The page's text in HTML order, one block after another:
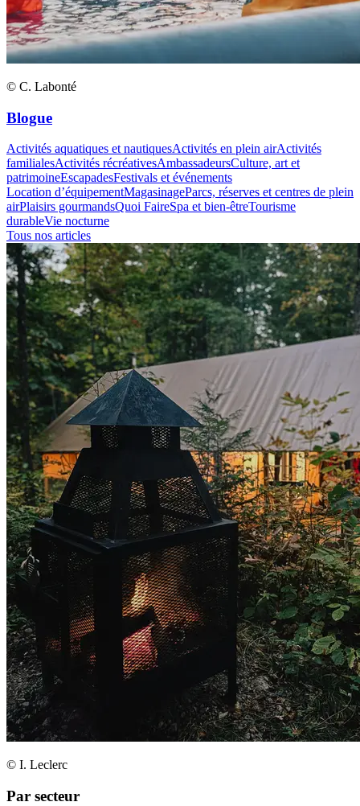
© C. Labonté
Blogue
Activités aquatiques et nautiquesActivités en plein airActivités
familialesActivités récréativesAmbassadeursCulture, art et
patrimoineEscapadesFestivals et événements
Location d’équipementMagasinageParcs, réserves et centres de plein
airPlaisirs gourmandsQuoi FaireSpa et bien-êtreTourisme
durableVie nocturne
Tous nos articles
© I. Leclerc
Par secteur